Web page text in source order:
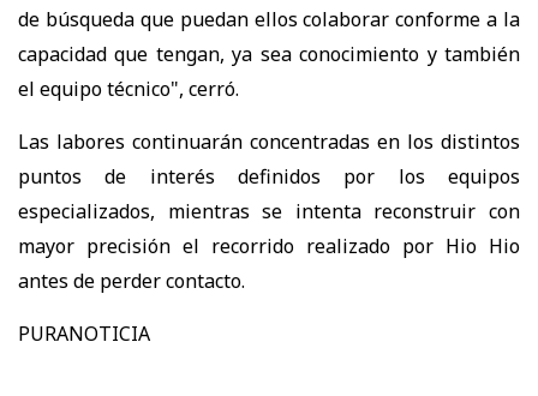
de búsqueda que puedan ellos colaborar conforme a la
capacidad que tengan, ya sea conocimiento y también
el equipo técnico", cerró.
Las labores continuarán concentradas en los distintos
puntos de interés definidos por los equipos
especializados, mientras se intenta reconstruir con
mayor precisión el recorrido realizado por Hio Hio
antes de perder contacto.
PURANOTICIA